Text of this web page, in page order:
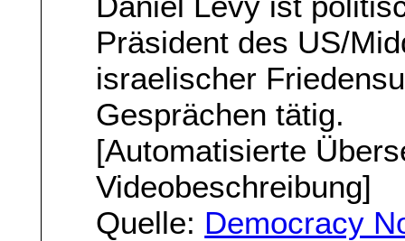
Präsident des US/
israelischer
Gesprächen tätig.
[Automatisierte
Videobeschreibung]
Quelle: Democracy